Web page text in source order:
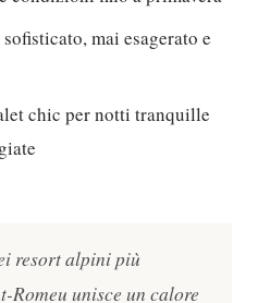
mai esagerato e
chic per notti tranquille
resort alpini più
unisce un calore